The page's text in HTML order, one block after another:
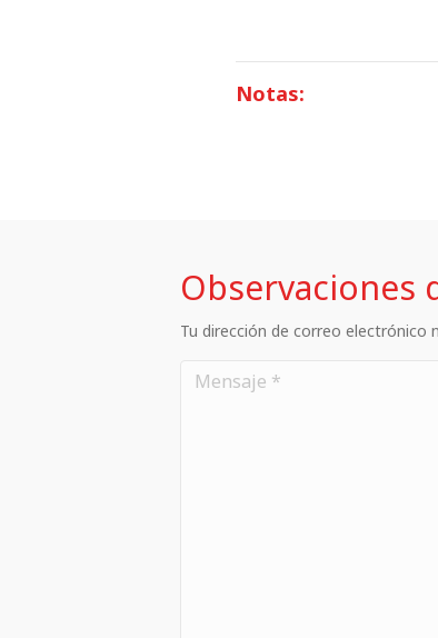
Notas:
Observaciones
Tu dirección de correo electrónico